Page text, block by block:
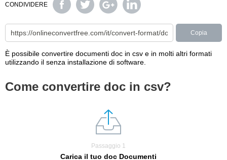
CONDIVIDERE
Copia
È possibile convertire documenti doc in csv e in molti altri formati
utilizzando il senza installazione di software.
Come convertire doc in csv?
Passaggio 1
Carica il tuo doc Documenti